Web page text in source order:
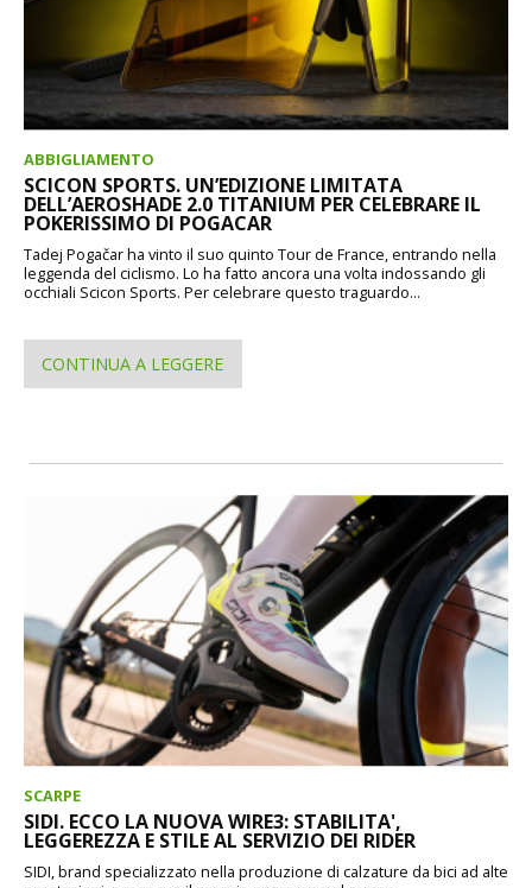
ABBIGLIAMENTO
SCICON SPORTS. UN’EDIZIONE LIMITATA
DELL’AEROSHADE 2.0 TITANIUM PER CELEBRARE IL
POKERISSIMO DI POGACAR
Tadej Pogačar ha vinto il suo quinto Tour de France, entrando nella
leggenda del ciclismo. Lo ha fatto ancora una volta indossando gli
occhiali Scicon Sports. Per celebrare questo traguardo...
CONTINUA A LEGGERE
SCARPE
SIDI. ECCO LA NUOVA WIRE3: STABILITA',
LEGGEREZZA E STILE AL SERVIZIO DEI RIDER
SIDI, brand specializzato nella produzione di calzature da bici ad alte